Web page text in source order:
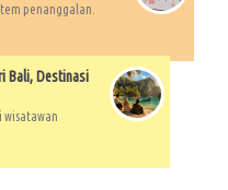
penanggalan.
Bali, Destinasi
wisatawan